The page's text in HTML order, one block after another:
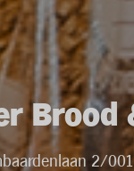
Brood
2/001